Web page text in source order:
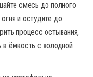
смесь до полного
и остудите до
процесс остывания,
ёмкость с холодной